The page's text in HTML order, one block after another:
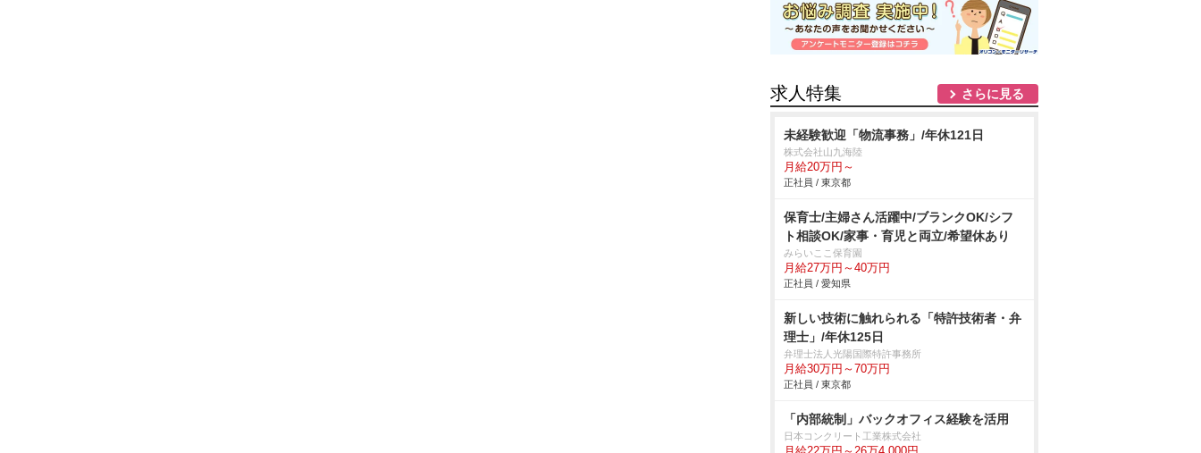
求人特集 さらに見る
未経験歓迎「物流事務」/年休121日
株式会社山九海陸
月給20万円～
正社員 / 東京都
保育士/主婦さん活躍中/ブランクOK/シフ
ト相談OK/家事・育児と両立/希望休あり
みらいここ保育園
月給27万円～40万円
正社員 / 愛知県
新しい技術に触れられる「特許技術者・弁
理士」/年休125日
弁理士法人光陽国際特許事務所
月給30万円～70万円
正社員 / 東京都
「内部統制」バックオフィス経験を活用
日本コンクリート工業株式会社